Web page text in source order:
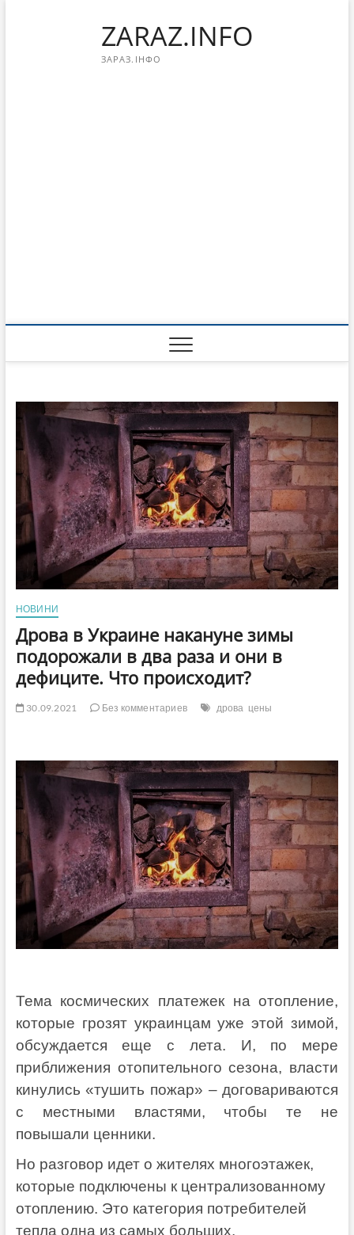
ZARAZ.INFO
ЗАРАЗ.ІНФО
НОВИНИ
Дрова в Украине накануне зимы
подорожали в два раза и они в
дефиците. Что происходит?
30.09.2021 Без комментариев дрова цены
Тема космических платежек на отопление,
которые грозят украинцам уже этой зимой,
обсуждается еще с лета. И, по мере
приближения отопительного сезона, власти
кинулись «тушить пожар» – договариваются
с местными властями, чтобы те не
повышали ценники.
Но разговор идет о жителях многоэтажек,
которые подключены к централизованному
отоплению. Это категория потребителей
тепла одна из самых больших,